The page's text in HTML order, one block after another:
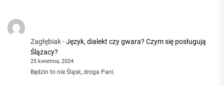
Zagłębiak-Język, dialekt czy gwara? Czym się posługują
Ślązacy?
25 kwietnia, 2024
Będzin to nie Śląsk, droga Pani.